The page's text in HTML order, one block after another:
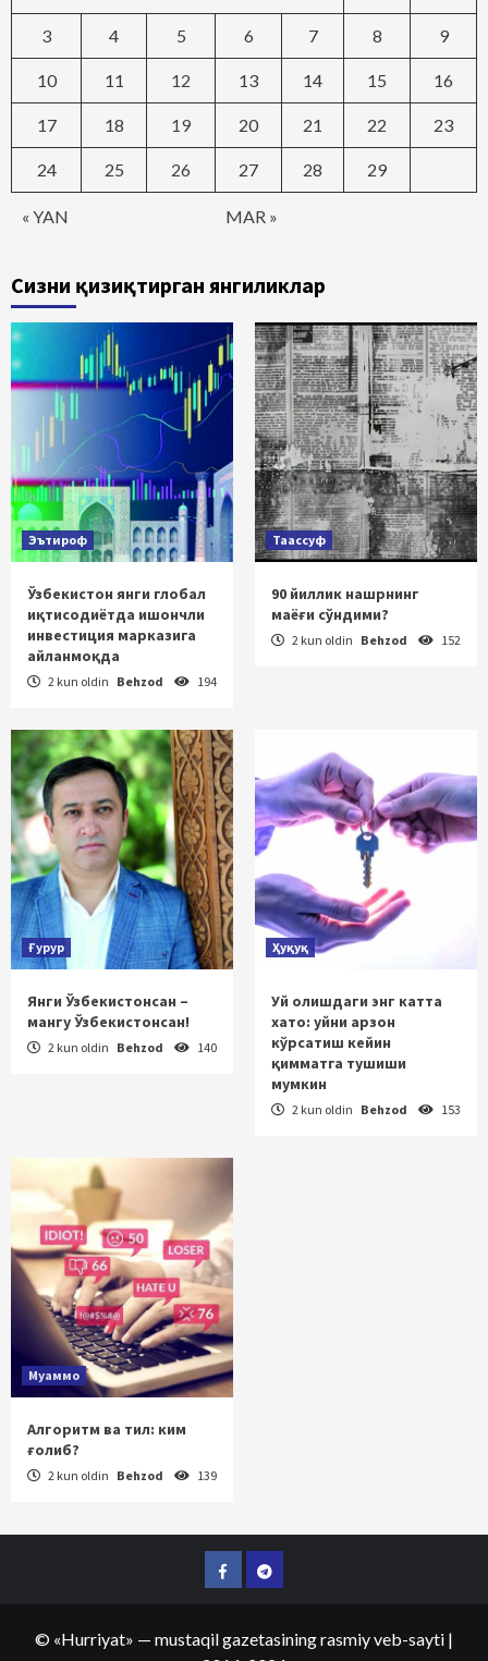
« YAN MAR »
3 4 5 6 7 8 9
10 11 12 13 14 15 16
17 18 19 20 21 22 23
24 25 26 27 28 29
Сизни қизиқтирган янгиликлар
Эътироф
Ўзбекистон янги глобал
иқтисодиётда ишончли
инвестиция марказига
айланмоқда
2 kun oldin Behzod 194
Таассуф
90 йиллик нашрнинг
маёғи сўндими?
2 kun oldin Behzod 152
Ғурур
Янги Ўзбекистонсан –
мангу Ўзбекистонсан!
2 kun oldin Behzod 140
Ҳуқуқ
Уй олишдаги энг катта
хато: уйни арзон
кўрсатиш кейин
қимматга тушиши
мумкин
2 kun oldin Behzod 153
Муаммо
Алгоритм ва тил: ким
ғолиб?
2 kun oldin Behzod 139
FacebookTelegram
© «Hurriyat» — mustaqil gazetasining rasmiy veb-sayti |